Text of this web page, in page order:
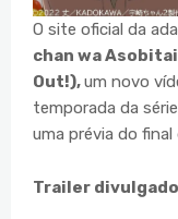
O site oficial da
chan wa
Out!),um novo
temporada da
uma prévia do
Trailer